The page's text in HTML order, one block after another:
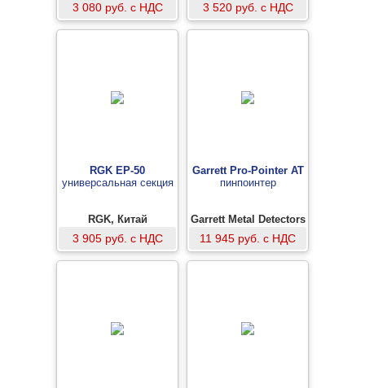
3 080 руб. с НДС 3 520 руб. с НДС
RGK EP-50
универсальная секция
RGK, Китай
3 905 руб. с НДС
Garrett Pro-Pointer AT
пинпоинтер
Garrett Metal Detectors
11 945 руб. с НДС